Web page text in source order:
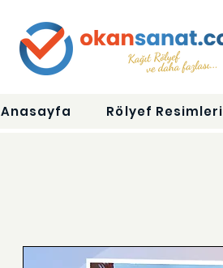
Anasayfa Rölyef Resimleri